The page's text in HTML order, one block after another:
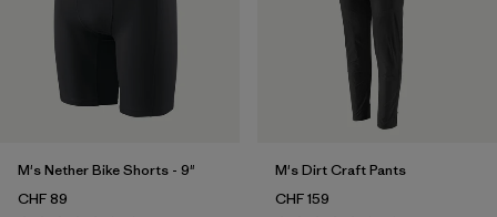
M's Nether Bike Shorts - 9"
CHF 89
M's Dirt Craft Pants
CHF 159